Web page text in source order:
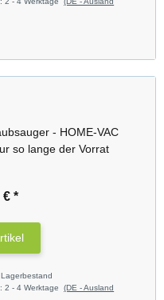
- HOME-VAC
so lange der Vorrat
€ *
2 - 4 Werktage(DE - Ausland